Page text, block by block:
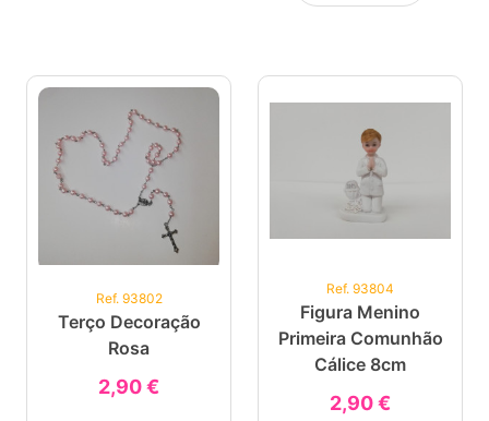
Ref. 93802
Terço Decoração
Rosa
2,90 €
Ref. 93804
Figura Menino
Primeira Comunhão
Cálice 8cm
2,90 €